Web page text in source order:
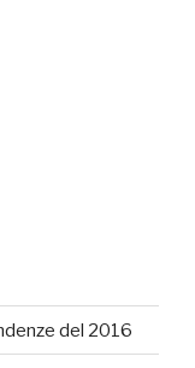
del 2016